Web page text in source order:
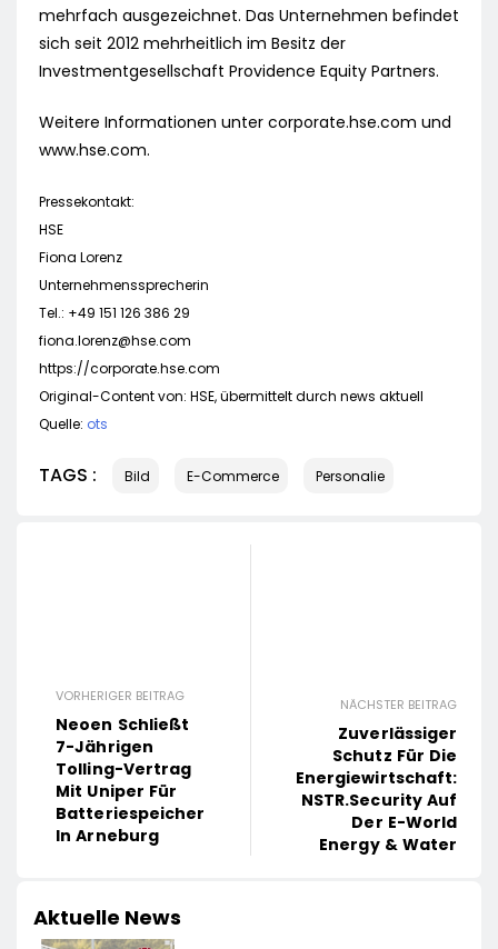
mehrfach ausgezeichnet. Das Unternehmen befindet
sich seit 2012 mehrheitlich im Besitz der
Investmentgesellschaft Providence Equity Partners.
Weitere Informationen unter corporate.hse.com und
www.hse.com.
Pressekontakt:
HSE
Fiona Lorenz
Unternehmenssprecherin
Tel.: +49 151 126 386 29
fiona.lorenz@hse.com
https://corporate.hse.com
Original-Content von: HSE, übermittelt durch news aktuell
Quelle: ots
TAGS : Bild E-Commerce Personalie
VORHERIGER BEITRAG
Neoen Schließt
7-Jährigen
Tolling-Vertrag
Mit Uniper Für
Batteriespeicher
In Arneburg
NÄCHSTER BEITRAG
Zuverlässiger
Schutz Für Die
Energiewirtschaft:
NSTR.security Auf
Der E-World
Energy & Water
Aktuelle News